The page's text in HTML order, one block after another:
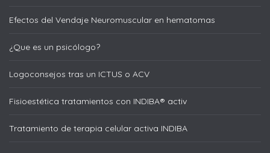
Efectos del Vendaje Neuromuscular en hematomas
¿Que es un psicólogo?
Logoconsejos tras un ICTUS o ACV
Fisioestética tratamientos con INDIBA® activ
Tratamiento de terapia celular activa INDIBA